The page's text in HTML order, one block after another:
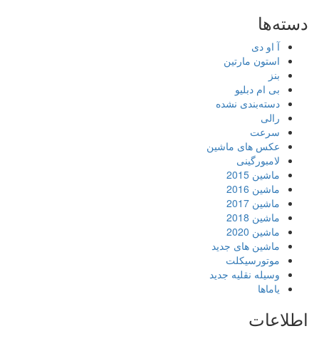
دسته‌ها
آ او دی
استون مارتین
بنز
بی ام دبلیو
دسته‌بندی نشده
رالی
سرعت
عکس های ماشین
لامبورگینی
ماشین 2015
ماشین 2016
ماشین 2017
ماشین 2018
ماشین 2020
ماشین های جدید
موتورسیکلت
وسیله نقلیه جدید
یاماها
اطلاعات